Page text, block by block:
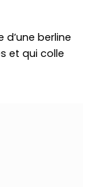
berline
et qui colle